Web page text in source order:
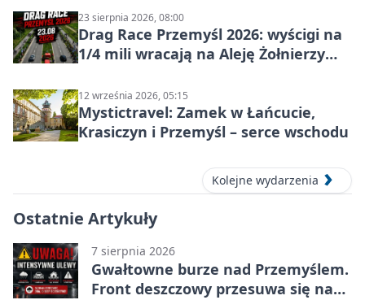
23 sierpnia 2026, 08:00
Drag Race Przemyśl 2026: wyścigi na
1/4 mili wracają na Aleję Żołnierzy
12 września 2026, 05:15
Mystictravel: Zamek w Łańcucie,
Krasiczyn i Przemyśl – serce wschodu
Kolejne wydarzenia
Ostatnie Artykuły
7 sierpnia 2026
Gwałtowne burze nad Przemyślem.
Front deszczowy przesuwa się na